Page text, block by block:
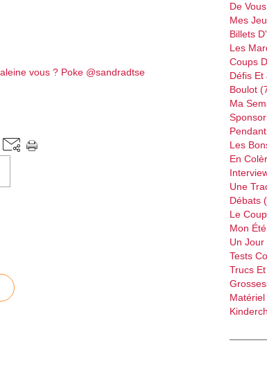
De
Mes
Billets
Les
Coups
Défis Et
Boulot
Ma
Les
En
Une
Débats
Le
Mon
Un
Tests
Trucs